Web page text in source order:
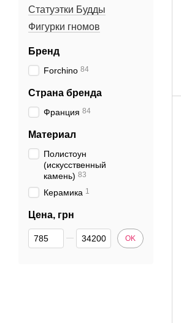
Статуэтки Будды
Фигурки гномов
Бренд
Forchino 84
Страна бренда
Франция 84
Материал
Полистоун
(искусственный
камень) 83
Керамика 1
Цена, грн
От Цена, грн
До Цена, грн OK